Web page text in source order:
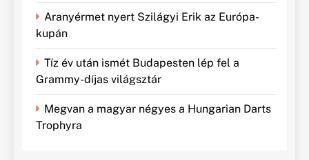
Aranyérmet nyert Szilágyi Erik az Európa-
kupán
Tíz év után ismét Budapesten lép fel a
Grammy-díjas világsztár
Megvan a magyar négyes a Hungarian Darts
Trophyra